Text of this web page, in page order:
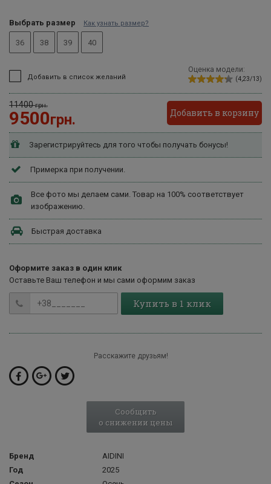
Выбрать размер Как узнать размер?
36 38 39 40
Добавить в список желаний
Оценка модели:
(4,23/13)
11400грн.
9500грн. Добавить в корзину
Зарегистрируйтесь для того чтобы получать бонусы!
Примерка при получении.
Все фото мы делаем сами. Товар на 100% соответствует
изображению.
Быстрая доставка
Оформите заказ в один клик
Оставьте Ваш телефон и мы сами оформим заказ
Купить в 1 клик
Расскажите друзьям!
Сообщить
о снижении цены
Бренд
AIDINI
Год
2025